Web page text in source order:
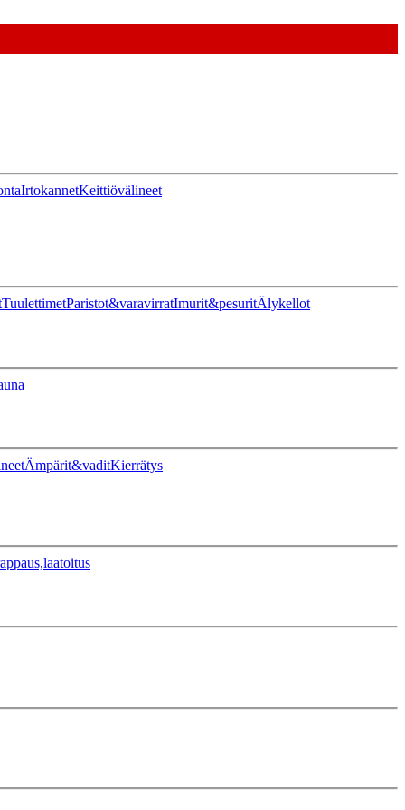
IrtokannetKeittiövälineet
TuulettimetParistot&varavirratImurit&pesuritÄlykellot
Ämpärit&vaditKierrätys